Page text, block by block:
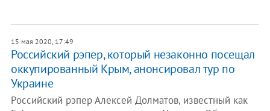
15 мая 2020, 17:49
Российский рэпер, который незаконно посещал
оккупированный Крым, анонсировал тур по
Украине
Российский рэпер Алексей Долматов, известный как